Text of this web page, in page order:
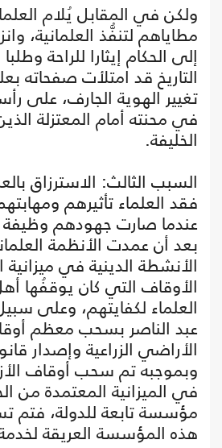
ولكن في المقابل يُلام
مطاياهم لتنفُّذ العلمانية،
إلى الحكام إيثارا للراحة
التاريخ قد امتلأت صفحاته
تغيير الهوية الجارف، على
في محنته أمام المعتزلة
الخليفة.
السبب الثالث: الاسترزاق
فقد العلماء تأثيرهم
عندما صارت جهودهم وظيفة
بعد أن عمدت الأنظمة
الأنشطة الدينية في
الأوقاف التي كان يوقفُها
العلماء لكفايتهم، وعلى
عبد الناصر بسحب معظم
وبموجبه تم سحب أوقاف
في الميزانية المعتمدة من
مؤسسة تابعة للدولة، فتم
هذه المؤسسة العريقة